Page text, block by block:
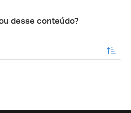
desse conteúdo?
enviar